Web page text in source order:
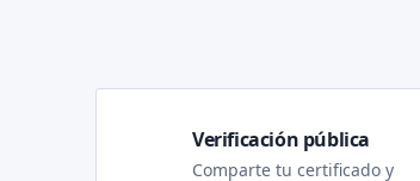
Verificación pública
Comparte tu certificado y